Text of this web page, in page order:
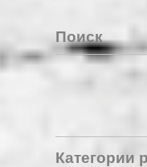
Поиск
Категории